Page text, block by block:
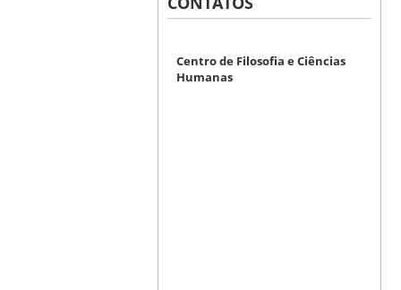
Centro de Filosofia e Ciências
Humanas